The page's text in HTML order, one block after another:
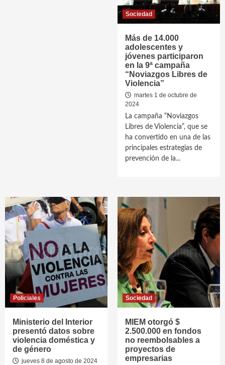
Sociedad
Más de 14.000
adolescentes y
jóvenes participaron
en la 9ª campaña
“Noviazgos Libres de
Violencia”
martes 1 de octubre de
2024
La campaña “Noviazgos
Libres de Violencia”, que se
ha convertido en una de las
principales estrategias de
prevención de la...
Policiales
Ministerio del Interior
presentó datos sobre
violencia doméstica y
de género
jueves 8 de agosto de 2024
Sociedad
MIEM otorgó $
2.500.000 en fondos
no reembolsables a
proyectos de
empresarias